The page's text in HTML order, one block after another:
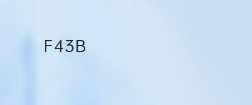
F43B